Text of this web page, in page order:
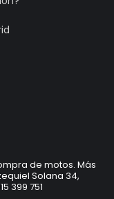
de motos. Más
Solana 34,
399 751